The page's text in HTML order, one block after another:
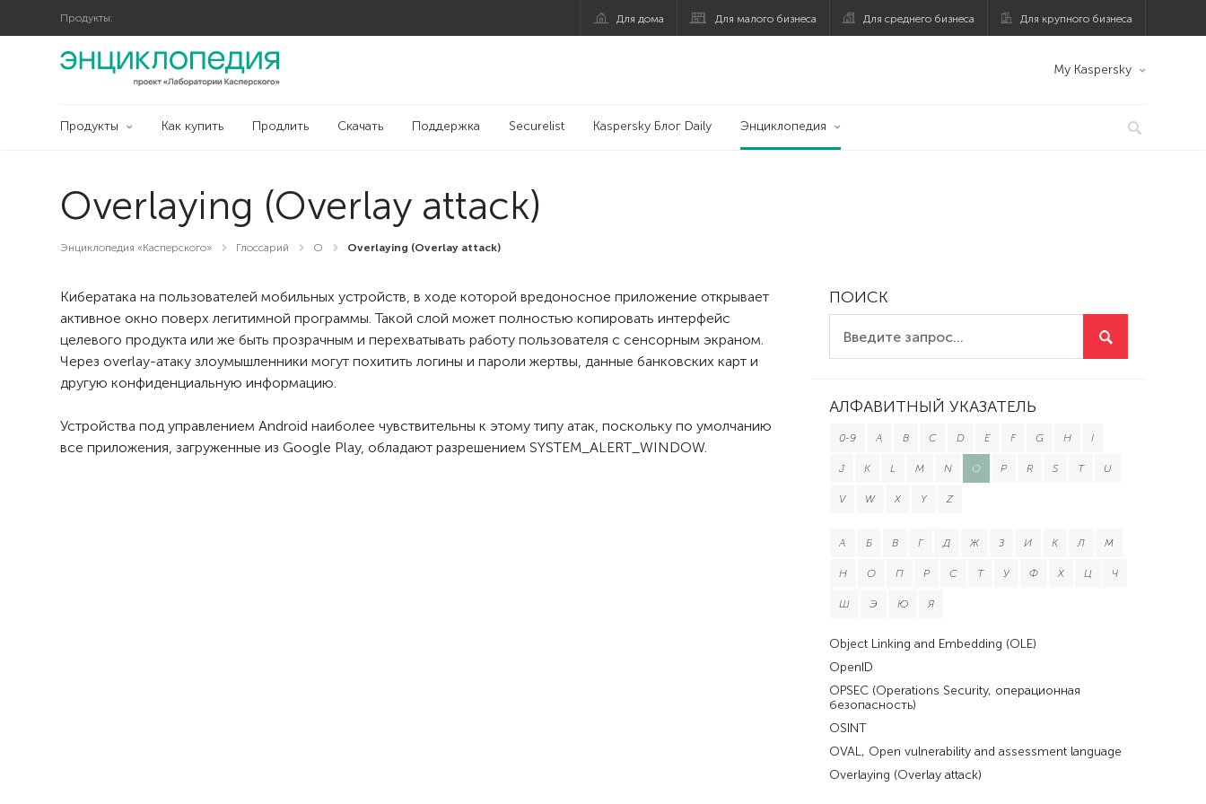
Продукты: Для дома Для малого бизнеса Для среднего бизнеса Для крупного бизнеса
My Kaspersky
Продукты Как купить Продлить Скачать Поддержка Securelist Kaspersky Блог Daily Энциклопедия
Overlaying (Overlay attack)
Энциклопедия «Касперского» Глоссарий O Overlaying (Overlay attack)
Кибератака на пользователей мобильных устройств, в ходе которой вредоносное приложение открывает
активное окно поверх легитимной программы. Такой слой может полностью копировать интерфейс
целевого продукта или же быть прозрачным и перехватывать работу пользователя с сенсорным экраном.
Через overlay-атаку злоумышленники могут похитить логины и пароли жертвы, данные банковских карт и
другую конфиденциальную информацию.
Устройства под управлением Android наиболее чувствительны к этому типу атак, поскольку по умолчанию
все приложения, загруженные из Google Play, обладают разрешением SYSTEM_ALERT_WINDOW.
ПОИСК
АЛФАВИТНЫЙ УКАЗАТЕЛЬ
0-9 A B C D E F G H I
J K L M N O P R S T U
V W X Y Z
А Б В Г Д Ж З И К Л М
Н О П Р С Т У Ф Х Ц Ч
Ш Э Ю Я
Object Linking and Embedding (OLE)
OpenID
OPSEC (Operations Security, операционная
безопасность)
OSINT
OVAL, Open vulnerability and assessment language
Overlaying (Overlay attack)